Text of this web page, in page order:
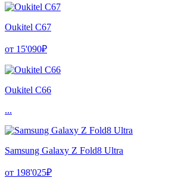
Oukitel C67
от 15'090₽
Oukitel C66
...
Samsung Galaxy Z Fold8 Ultra
от 198'025₽